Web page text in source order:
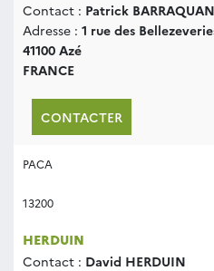
Contact : Patrick
Adresse : 1 rue des
41100 Azé
FRANCE
CONTACTER
PACA
13200
HERDUIN
Contact : David HERDUIN